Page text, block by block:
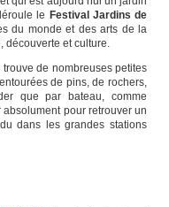
le Festival Jardins de
du monde et des arts de la
découverte et culture.
de nombreuses petites
de pins, de rochers,
que par bateau, comme
absolument pour retrouver un
dans les grandes stations